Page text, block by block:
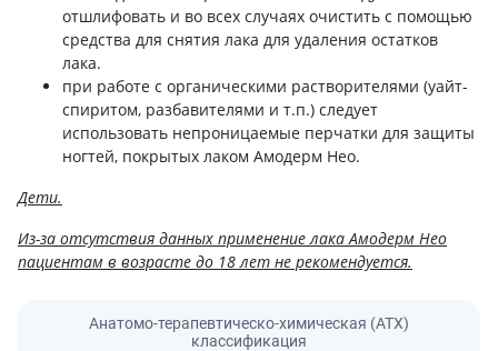
отшлифовать и во всех случаях очистить с помощью
средства для снятия лака для удаления остатков
лака.
при работе с органическими растворителями (уайт-
спиритом, разбавителями и т.п.) следует
использовать непроницаемые перчатки для защиты
ногтей, покрытых лаком Амодерм Нео.
Дети.
Из-за отсутствия данных применение лака Амодерм Нео
пациентам в возрасте до 18 лет не рекомендуется.
Анатомо-терапевтическо-химическая (АТХ)
классификация